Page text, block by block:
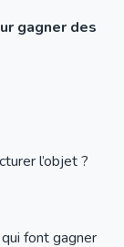
gagner des
l’objet ?
font gagner